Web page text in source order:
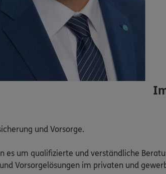
und Vorsorge.
es um qualifizierte und verständliche
Vorsorgelösungen im privaten und